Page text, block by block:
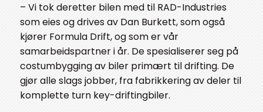
– Vi tok deretter bilen med til RAD-Industries
som eies og drives av Dan Burkett, som også
kjører Formula Drift, og som er vår
samarbeidspartner i år. De spesialiserer seg på
costumbygging av biler primært til drifting. De
gjør alle slags jobber, fra fabrikkering av deler til
komplette turn key-driftingbiler.